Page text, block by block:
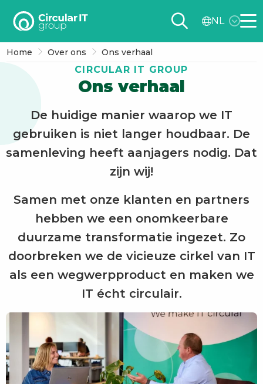
Circular
group
NL
Home Over ons Ons verhaal
CIRCULAR IT GROUP
Ons verhaal
De huidige manier waarop we IT
gebruiken is niet langer houdbaar. De
samenleving heeft aanjagers nodig. Dat
zijn wij!
Samen met onze klanten en partners
hebben we een onomkeerbare
duurzame transformatie ingezet. Zo
doorbreken we de vicieuze cirkel van IT
als een wegwerpproduct en maken we
IT écht circulair.